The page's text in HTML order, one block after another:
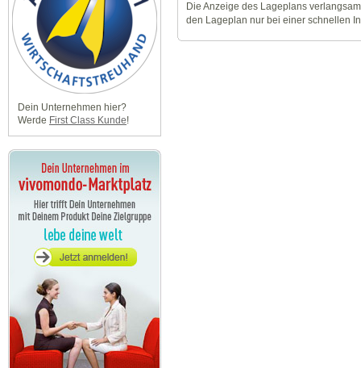
Dein Unternehmen hier?
Werde First Class Kunde!
Die Anzeige des Lageplans
den Lageplan nur bei einer schnellen